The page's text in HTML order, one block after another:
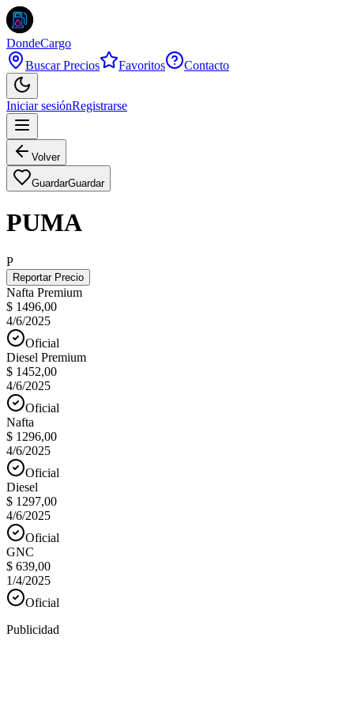
DondeCargo
Buscar Precios
Favoritos Contacto
Iniciar sesiónRegistrarse
Volver
GuardarGuardar
PUMA
P
Reportar Precio
Nafta Premium
$ 1496,00
4/6/2025
Oficial
Diesel Premium
$ 1452,00
4/6/2025
Oficial
Nafta
$ 1296,00
4/6/2025
Oficial
Diesel
$ 1297,00
4/6/2025
Oficial
GNC
$ 639,00
1/4/2025
Oficial
Publicidad